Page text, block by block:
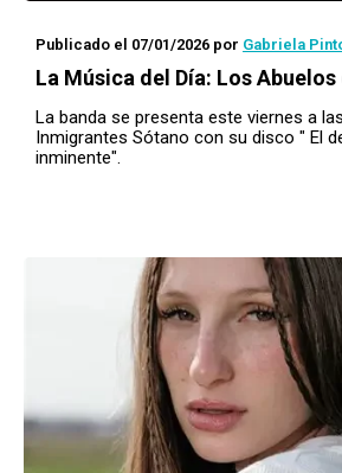
Publicado el 07/01/2026 por Gabriela
La Música del Día: Los Abuelos
La banda se presenta este viernes a
Inmigrantes Sótano con su disco " El
inminente".